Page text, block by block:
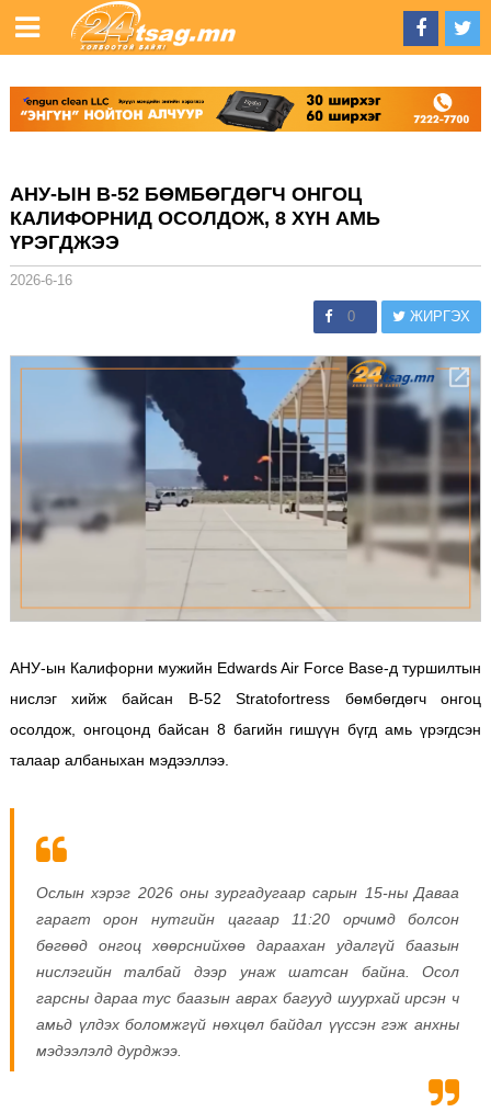
АНУ-ЫН B-52 БӨМБӨГДӨГЧ ОНГОЦ
КАЛИФОРНИД ОСОЛДОЖ, 8 ХҮН АМЬ
ҮРЭГДЖЭЭ
2026-6-16
0 ЖИРГЭХ
АНУ-ын Калифорни мужийн Edwards Air Force Base-д туршилтын
нислэг хийж байсан B-52 Stratofortress бөмбөгдөгч онгоц
осолдож, онгоцонд байсан 8 багийн гишүүн бүгд амь үрэгдсэн
талаар албаныхан мэдээллээ.
Ослын хэрэг 2026 оны зургадугаар сарын 15-ны Даваа
гарагт орон нутгийн цагаар 11:20 орчимд болсон
бөгөөд онгоц хөөрснийхөө дараахан удалгүй баазын
нислэгийн талбай дээр унаж шатсан байна. Осол
гарсны дараа тус баазын аврах багууд шуурхай ирсэн ч
амьд үлдэх боломжгүй нөхцөл байдал үүссэн гэж анхны
мэдээлэлд дурджээ.